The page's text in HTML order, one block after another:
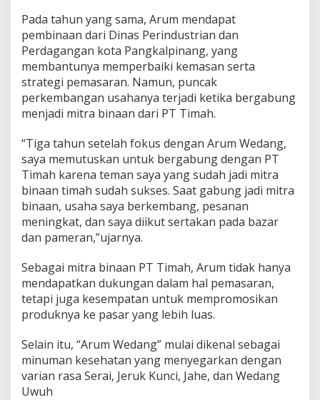
Pada tahun yang sama, Arum mendapat
pembinaan dari Dinas Perindustrian dan
Perdagangan kota Pangkalpinang, yang
membantunya memperbaiki kemasan serta
strategi pemasaran. Namun, puncak
perkembangan usahanya terjadi ketika bergabung
menjadi mitra binaan dari PT Timah.
“Tiga tahun setelah fokus dengan Arum Wedang,
saya memutuskan untuk bergabung dengan PT
Timah karena teman saya yang sudah jadi mitra
binaan timah sudah sukses. Saat gabung jadi mitra
binaan, usaha saya berkembang, pesanan
meningkat, dan saya diikut sertakan pada bazar
dan pameran,”ujarnya.
Sebagai mitra binaan PT Timah, Arum tidak hanya
mendapatkan dukungan dalam hal pemasaran,
tetapi juga kesempatan untuk mempromosikan
produknya ke pasar yang lebih luas.
Selain itu, “Arum Wedang” mulai dikenal sebagai
minuman kesehatan yang menyegarkan dengan
varian rasa Serai, Jeruk Kunci, Jahe, dan Wedang
Uwuh